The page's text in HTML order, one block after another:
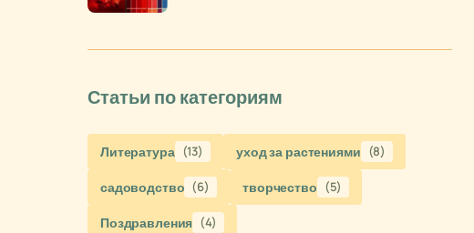
Статьи по категориям
Литература (13) уход за растениями (8)
садоводство (6) творчество (5)
Поздравления (4)